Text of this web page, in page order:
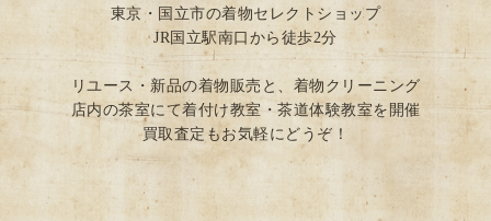
東京・国立市の着物セレクトショップ
JR国立駅南口から徒歩2分
リユース・新品の着物販売と、着物クリーニング
店内の茶室にて着付け教室・茶道体験教室を開催
買取査定もお気軽にどうぞ！